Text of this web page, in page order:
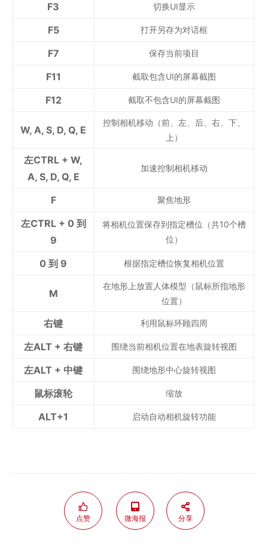
F3 切换UI显示
F5 打开另存为对话框
F7 保存当前项目
F11 截取包含UI的屏幕截图
F12 截取不包含UI的屏幕截图
W, A, S, D, Q, E
控制相机移动（前、左、后、右、下、
上）
左CTRL + W,
A, S, D, Q, E
加速控制相机移动
F 聚焦地形
左CTRL + 0 到
9
将相机位置保存到指定槽位（共10个槽
位）
0 到 9 根据指定槽位恢复相机位置
M
在地形上放置人体模型（鼠标所指地形
位置）
右键 利用鼠标环顾四周
左ALT + 右键 围绕当前相机位置在地表旋转视图
左ALT + 中键 围绕地形中心旋转视图
鼠标滚轮 缩放
ALT+1 启动自动相机旋转功能
点赞 微海报 分享